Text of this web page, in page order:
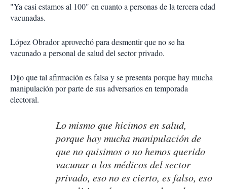
"Ya casi estamos al 100" en cuanto a personas de la tercera edad
vacunadas.
López Obrador aprovechó para desmentir que no se ha
vacunado a personal de salud del sector privado.
Dijo que tal afirmación es falsa y se presenta porque hay mucha
manipulación por parte de sus adversarios en temporada
electoral.
Lo mismo que hicimos en salud,
porque hay mucha manipulación de
que no quisimos o no hemos querido
vacunar a los médicos del sector
privado, eso no es cierto, es falso, eso